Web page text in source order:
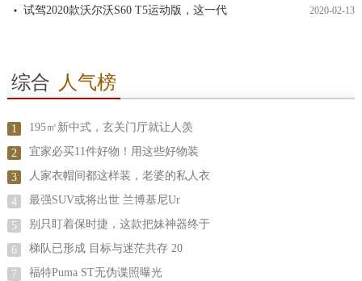
试驾2020款沃尔沃S60 T5运动版，这一代 2020-02-13
综合 人气榜
1 195㎡新中式，玄关门厅就让人羡
2 宜家必买11件好物！用这些好物装
3 人家衣帽间都这样装，老婆的私人衣
4 最强SUV或将出世 兰博基尼Ur
5 别只盯着保时捷，这款把妹神器终于
6 梯队已形成 目标与迷茫共存 20
7 福特Puma ST无伪谍照曝光